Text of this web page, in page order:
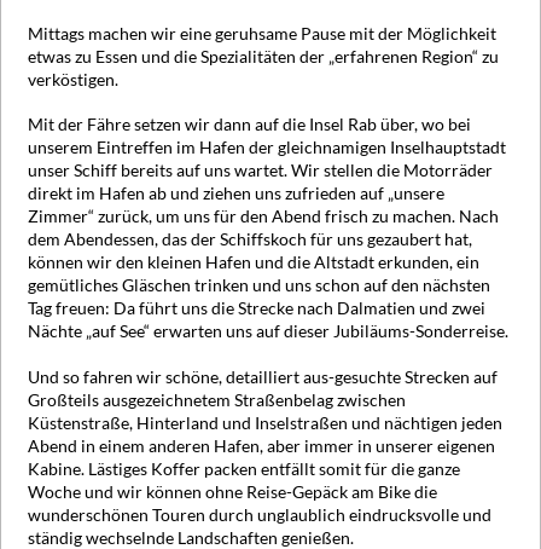
Mittags machen wir eine geruhsame Pause mit der Möglichkeit
etwas zu Essen und die Spezialitäten der „erfahrenen Region“ zu
verköstigen.
Mit der Fähre setzen wir dann auf die Insel Rab über, wo bei
unserem Eintreffen im Hafen der gleichnamigen Inselhauptstadt
unser Schiff bereits auf uns wartet. Wir stellen die Motorräder
direkt im Hafen ab und ziehen uns zufrieden auf „unsere
Zimmer“ zurück, um uns für den Abend frisch zu machen. Nach
dem Abendessen, das der Schiffskoch für uns gezaubert hat,
können wir den kleinen Hafen und die Altstadt erkunden, ein
gemütliches Gläschen trinken und uns schon auf den nächsten
Tag freuen: Da führt uns die Strecke nach Dalmatien und zwei
Nächte „auf See“ erwarten uns auf dieser Jubiläums-Sonderreise.
Und so fahren wir schöne, detailliert aus-gesuchte Strecken auf
Großteils ausgezeichnetem Straßenbelag zwischen
Küstenstraße, Hinterland und Inselstraßen und nächtigen jeden
Abend in einem anderen Hafen, aber immer in unserer eigenen
Kabine. Lästiges Koffer packen entfällt somit für die ganze
Woche und wir können ohne Reise-Gepäck am Bike die
wunderschönen Touren durch unglaublich eindrucksvolle und
ständig wechselnde Landschaften genießen.